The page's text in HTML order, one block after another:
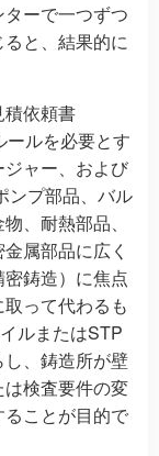
ーで一つずつ
と、結果的に
積依頼書
ールを必要とす
ャー、および
ンプ部品、バル
、耐熱部品、
属部品に広く
鋳造）に焦点
って代わるも
ルまたはSTP
、鋳造所が壁
検査要件の変
ことが目的で